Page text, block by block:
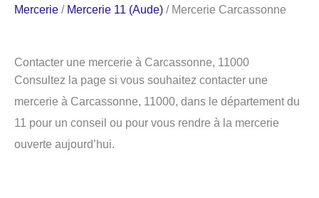
Mercerie / Mercerie 11 (Aude) / Mercerie Carcassonne
Contacter une mercerie à Carcassonne, 11000
Consultez la page si vous souhaitez contacter une
mercerie à Carcassonne, 11000, dans le département du
11 pour un conseil ou pour vous rendre à la mercerie
ouverte aujourd’hui.